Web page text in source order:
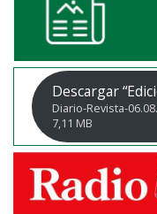
Descargar
Diario-Revista-
7,11 MB